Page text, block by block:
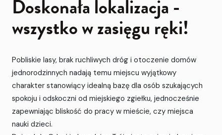
Doskonała lokalizacja -
wszystko w zasięgu ręki!
Pobliskie lasy, brak ruchliwych dróg i otoczenie domów
jednorodzinnych nadają temu miejscu wyjątkowy
charakter stanowiący idealną bazę dla osób szukających
spokoju i odskoczni od miejskiego zgiełku, jednocześnie
zapewniając bliskość do pracy w mieście, czy miejsca
nauki dzieci.